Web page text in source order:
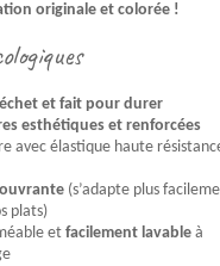
originale et colorée !
et fait pour durer
esthétiques et renforcées
avec élastique haute
(s’adapte plus
plats)
et facilement lavable à